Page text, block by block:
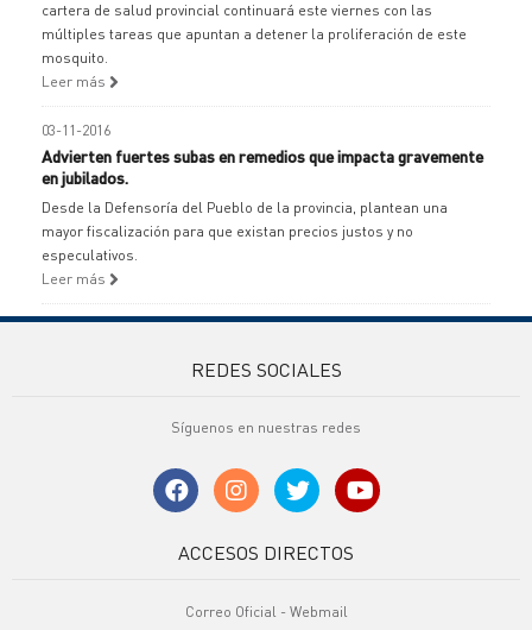
cartera de salud provincial continuará este viernes con las
múltiples tareas que apuntan a detener la proliferación de este
mosquito.
Leer más
03-11-2016
Advierten fuertes subas en remedios que impacta gravemente
en jubilados.
Desde la Defensoría del Pueblo de la provincia, plantean una
mayor fiscalización para que existan precios justos y no
especulativos.
Leer más
REDES SOCIALES
Síguenos en nuestras redes
ACCESOS DIRECTOS
Correo Oficial - Webmail